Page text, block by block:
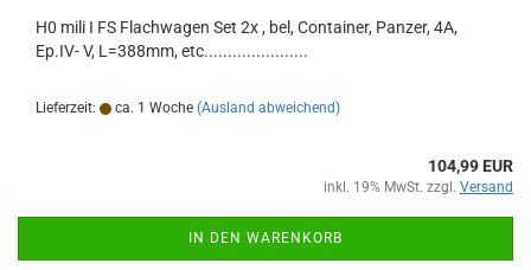
H0 mili I FS Flachwagen Set 2x , bel, Container, Panzer, 4A,
Ep.IV- V, L=388mm, etc......................
Lieferzeit: ca. 1 Woche (Ausland abweichend)
104,99 EUR
inkl. 19% MwSt. zzgl. Versand
IN DEN WARENKORB